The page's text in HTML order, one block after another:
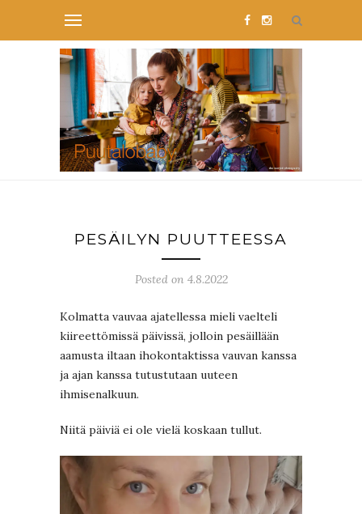
PESÄILYN PUUTTEESSA
Posted on 4.8.2022
Kolmatta vauvaa ajatellessa mieli vaelteli
kiireettömissä päivissä, jolloin pesäillään
aamusta iltaan ihokontaktissa vauvan kanssa
ja ajan kanssa tutustutaan uuteen
ihmisenalkuun.
Niitä päiviä ei ole vielä koskaan tullut.